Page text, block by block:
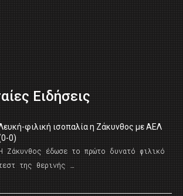
Ειδήσεις
φιλική ισοπαλία η Ζάκυνθος με ΑΕΛ
0)
Ζάκυνθος έδωσε το πρώτο δυνατό φιλικό
της θερινής …